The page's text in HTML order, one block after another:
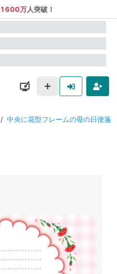
1600万人突破！
/ 中央に花型フレームの母の日便箋